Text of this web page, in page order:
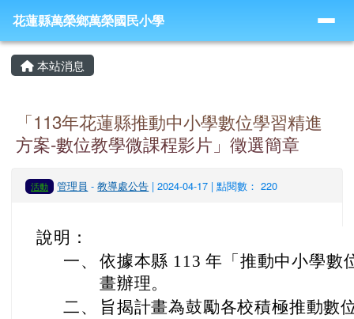
花蓮縣萬榮鄉萬榮國民小學
導覽列
花蓮縣萬榮鄉萬榮國民小學
主內容區域
本站消息
「113年花蓮縣推動中小學數位學習精進
方案-數位教學微課程影片」徵選簡章
活動 管理員 -教導處公告 | 2024-04-17 | 點閱數： 220
說明：
一、 依據本縣 113 年「推動中小學數
畫辦理。
二、
旨揭計畫為鼓勵各校積極推動數
頁尾區域